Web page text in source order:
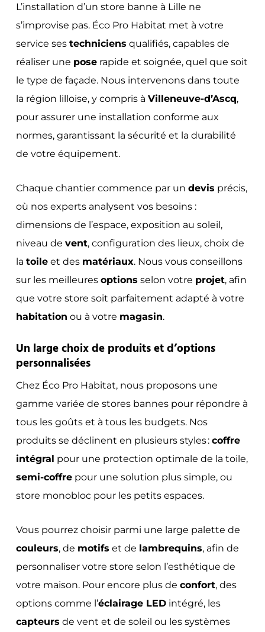
L’installation d’un store banne à Lille ne
s’improvise pas. Éco Pro Habitat met à votre
service ses techniciens qualifiés, capables de
réaliser une poserapide et soignée, quel que soit
le type de façade. Nous intervenons dans toute
la région lilloise, y compris à Villeneuve-d’Ascq,
pour assurer une installation conforme aux
normes, garantissant la sécurité et la durabilité
de votre équipement.
Chaque chantier commence par un devis précis,
où nos experts analysent vos besoins :
dimensions de l’espace, exposition au soleil,
niveau de vent, configuration des lieux, choix de
la toileet des matériaux. Nous vous conseillons
sur les meilleures options selon votre projet, afin
que votre store soit parfaitement adapté à votre
habitation ou à votre magasin.
Un large choix de produits et d’options
personnalisées
Chez Éco Pro Habitat, nous proposons une
gamme variée de stores bannes pour répondre à
tous les goûts et à tous les budgets. Nos
produits se déclinent en plusieurs styles : coffre
intégral pour une protection optimale de la toile,
semi-coffrepour une solution plus simple, ou
store monobloc pour les petits espaces.
Vous pourrez choisir parmi une large palette de
couleurs, de motifs et de lambrequins, afin de
personnaliser votre store selon l’esthétique de
votre maison. Pour encore plus de confort, des
options comme l’éclairage LEDintégré, les
capteurs de vent et de soleil ou les systèmes